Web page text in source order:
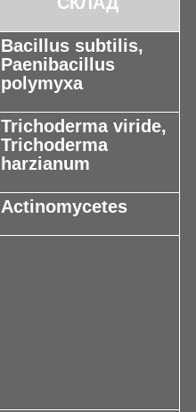
Bacillus subtilis,
Paenibacillus
polymyxa
Trichoderma viride,
Trichoderma
harzianum
Actinomycetes